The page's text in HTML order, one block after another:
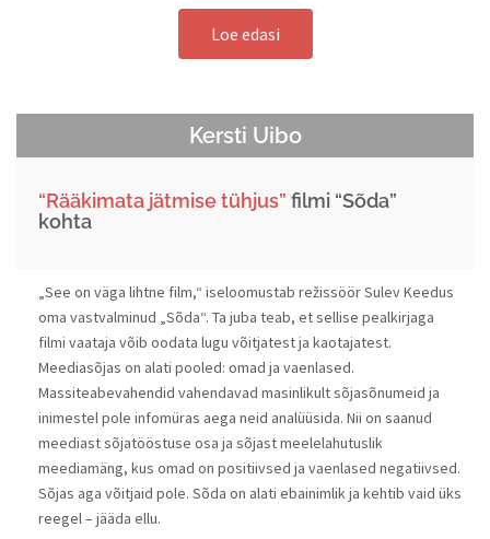
Loe edasi
Kersti Uibo
“Rääkimata jätmise tühjus” filmi “Sõda”
kohta
„See on väga lihtne film,“ iseloomustab režissöör Sulev Keedus
oma vastvalminud „Sõda“. Ta juba teab, et sellise pealkirjaga
filmi vaataja võib oodata lugu võitjatest ja kaotajatest.
Meediasõjas on alati pooled: omad ja vaenlased.
Massiteabevahendid vahendavad masinlikult sõjasõnumeid ja
inimestel pole infomüras aega neid analüüsida. Nii on saanud
meediast sõjatööstuse osa ja sõjast meelelahutuslik
meediamäng, kus omad on positiivsed ja vaenlased negatiivsed.
Sõjas aga võitjaid pole. Sõda on alati ebainimlik ja kehtib vaid üks
reegel – jääda ellu.